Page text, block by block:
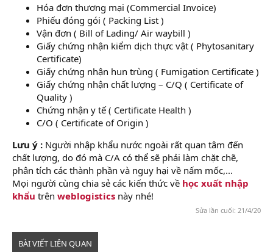
Hóa đơn thương mại (Commercial Invoice)
Phiếu đóng gói ( Packing List )
Vận đơn ( Bill of Lading/ Air waybill )
Giấy chứng nhận kiểm dịch thực vật ( Phytosanitary
Certificate)
Giấy chứng nhận hun trùng ( Fumigation Certificate )
Giấy chứng nhận chất lượng – C/Q ( Certificate of
Quality )
Chứng nhận y tế ( Certificate Health )
C/O ( Certificate of Origin )
Lưu ý : Người nhập khẩu nước ngoài rất quan tâm đến
chất lượng, do đó mà C/A có thể sẽ phải làm chặt chẽ,
phân tích các thành phần và nguy hại về nấm mốc,...
Mọi người cùng chia sẻ các kiến thức về học xuất nhập
khẩu trên weblogistics này nhé!
Sửa lần cuối: 21/4/20
BÀI VIẾT LIÊN QUAN